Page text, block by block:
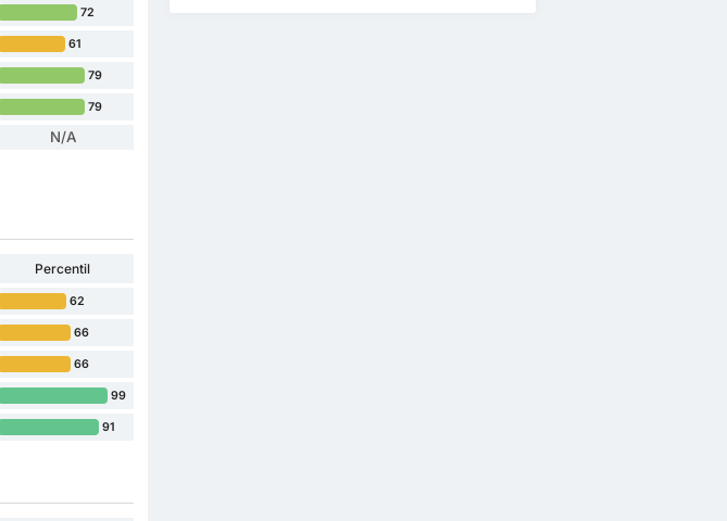
72
61
79
79
N/A
Percentil
62
66
66
99
91